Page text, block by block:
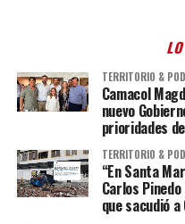
TERRITORIO &
Camacol
nuevo
prioridades
TERRITORIO &
“En Santa
Carlos
que sacudió a